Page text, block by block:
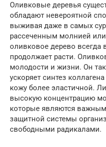
Оливковые деревья
обладают невероятной
выживая даже в самых
рассеченным молнией
оливковое дерево всегда
продолжает расти.
молодости и жизни. Он
ускоряет синтез
кожу более эластичной.
высокую концентрацию
которые являются
защитной системы
свободными радикалами.